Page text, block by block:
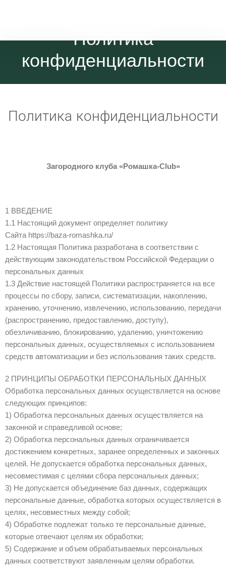
Политика
конфиденциальности
Политика конфиденциальности
Загородного клуба «Ромашка-Club»
1 ВВЕДЕНИЕ
1.1 Настоящий документ определяет политику
Сайта https://baza-romashka.ru/
1.2 Настоящая Политика разработана в соответствии с
действующим законодательством Российской Федерации о
персональных данных
1.3 Действие настоящей Политики распространяется на все
процессы по сбору, записи, систематизации, накоплению,
хранению, уточнению, извлечению, использованию, передачи
(распространению, предоставлению, доступу),
обезличиванию, блокированию, удалению, уничтожению
персональных данных, осуществляемых с использованием
средств автоматизации и без использования таких средств.
2 ПРИНЦИПЫ ОБРАБОТКИ ПЕРСОНАЛЬНЫХ ДАННЫХ
Обработка персональных данных осуществляется на основе
следующих принципов:
1) Обработка персональных данных осуществляется на
законной и справедливой основе;
2) Обработка персональных данных ограничивается
достижением конкретных, заранее определенных и законных
целей. Не допускается обработка персональных данных,
несовместимая с целями сбора персональных данных;
3) Не допускается объединение баз данных, содержащих
персональные данные, обработка которых осуществляется в
целях, несовместных между собой;
4) Обработке подлежат только те персональные данные,
которые отвечают целям их обработки;
5) Содержание и объем обрабатываемых персональных
данных соответствуют заявленным целям обработки.